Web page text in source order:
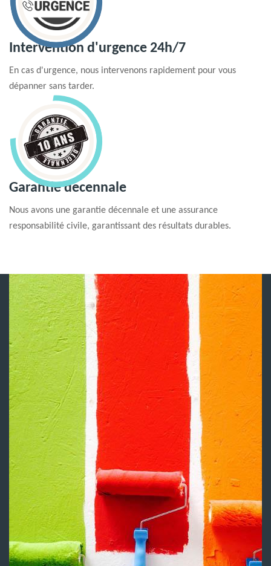
Intervention d'urgence 24h/7
En cas d'urgence, nous intervenons rapidement pour vous
dépanner sans tarder.
Garantie decennale
Nous avons une garantie décennale et une assurance
responsabilité civile, garantissant des résultats durables.